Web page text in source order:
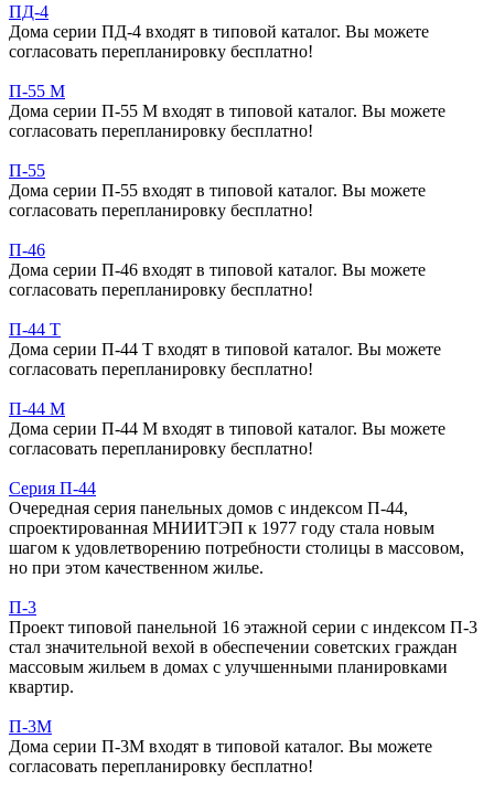
ПД-4
Дома серии ПД-4 входят в типовой каталог. Вы можете
согласовать перепланировку бесплатно!
П-55 М
Дома серии П-55 М входят в типовой каталог. Вы можете
согласовать перепланировку бесплатно!
П-55
Дома серии П-55 входят в типовой каталог. Вы можете
согласовать перепланировку бесплатно!
П-46
Дома серии П-46 входят в типовой каталог. Вы можете
согласовать перепланировку бесплатно!
П-44 Т
Дома серии П-44 Т входят в типовой каталог. Вы можете
согласовать перепланировку бесплатно!
П-44 М
Дома серии П-44 М входят в типовой каталог. Вы можете
согласовать перепланировку бесплатно!
Серия П-44
Очередная серия панельных домов с индексом П-44,
спроектированная МНИИТЭП к 1977 году стала новым
шагом к удовлетворению потребности столицы в массовом,
но при этом качественном жилье.
П-3
Проект типовой панельной 16 этажной серии с индексом П-3
стал значительной вехой в обеспечении советских граждан
массовым жильем в домах с улучшенными планировками
квартир.
П-3М
Дома серии П-3М входят в типовой каталог. Вы можете
согласовать перепланировку бесплатно!